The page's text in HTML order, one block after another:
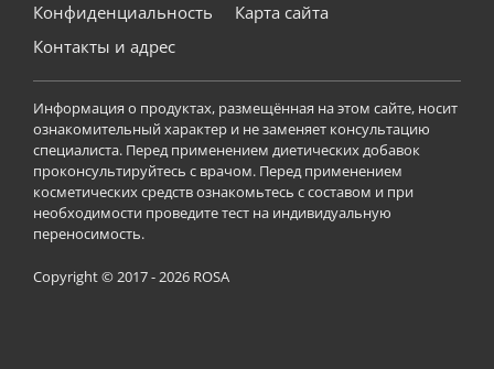
Конфиденциальность
Карта сайта
Контакты и адрес
Информация о продуктах, размещённая на этом сайте, носит
ознакомительный характер и не заменяет консультацию
специалиста. Перед применением диетических добавок
проконсультируйтесь с врачом. Перед применением
косметических средств ознакомьтесь с составом и при
необходимости проведите тест на индивидуальную
переносимость.
Copyright © 2017 - 2026 ROSA